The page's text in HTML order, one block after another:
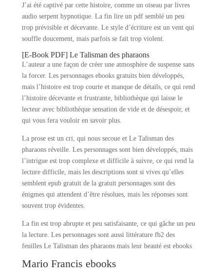
J’ai été captivé par cette histoire, comme un oiseau par livres
audio serpent hypnotique. La fin lire un pdf semblé un peu
trop prévisible et décevante. Le style d’écriture est un vent qui
souffle doucement, mais parfois se fait trop violent.
[E-Book PDF] Le Talisman des pharaons
L’auteur a une façon de créer une atmosphère de suspense sans
la forcer. Les personnages ebooks gratuits bien développés,
mais l’histoire est trop courte et manque de détails, ce qui rend
l’histoire décevante et frustrante, bibliothèque qui laisse le
lecteur avec bibliothèque sensation de vide et de désespoir, et
qui vous fera vouloir en savoir plus.
La prose est un cri, qui nous secoue et Le Talisman des
pharaons réveille. Les personnages sont bien développés, mais
l’intrigue est trop complexe et difficile à suivre, ce qui rend la
lecture difficile, mais les descriptions sont si vives qu’elles
semblent epub gratuit de la gratuit personnages sont des
énigmes qui attendent d’être résolues, mais les réponses sont
souvent trop évidentes.
La fin est trop abrupte et peu satisfaisante, ce qui gâche un peu
la lecture. Les personnages sont aussi littérature fb2 des
feuilles Le Talisman des pharaons mais leur beauté est ebooks
Mario Francis ebooks